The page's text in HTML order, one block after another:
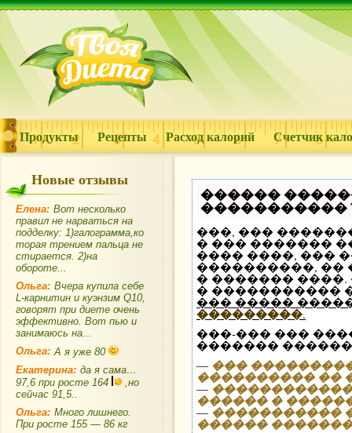
Продукты Рецепты Расход калорий Счетчик
Новые отзывы
Елена: Вот несколько
правил не нарваться на
подделку: 1)галограмма,ко
торая трением пальца не
стирается. 2)на
обороте...
Ольга: Вчера купила себе
L-карнитин и куэнзим Q10,
говорят при диете очень
эффективно. Вот пью и
занимаюсь на...
Ольга: А я уже 80
Екатерина: да я сама…
97,6 при росте 164
,но
сейчас 91,5..
Ольга: Много лишнего.
При росте 155 — 86 кг
������
�����������
���, ���
� ��� �������
���� ����, ���
����������, ��
� �������
� �����������
��� �����
���������.
���-��� ���
�������
— ���
���������� ��
—
������ �
— �����������
������